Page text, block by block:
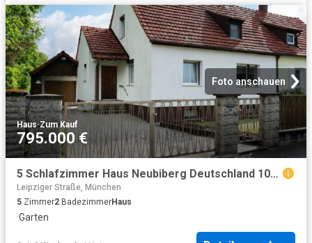
Foto anschauen
Haus·Zum Kauf
795.000 €
5 Schlafzimmer Haus Neubiberg Deutschland 104000485
Leipziger Straße, München
5 Zimmer2 BadezimmerHaus
·Garten